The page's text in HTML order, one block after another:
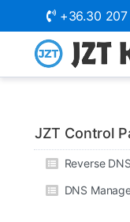
+36.30 207
JZT Control
Reverse
DNS